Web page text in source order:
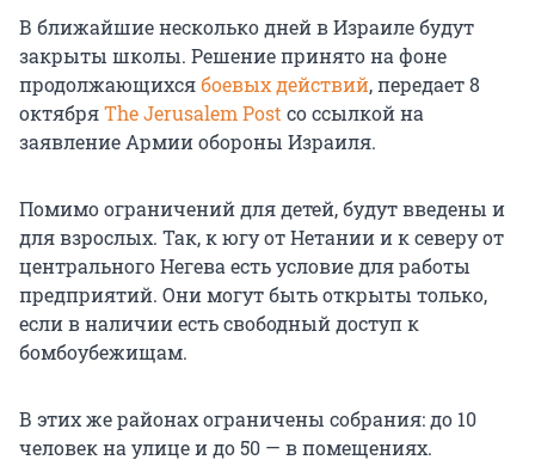
В ближайшие несколько дней в Израиле будут
закрыты школы. Решение принято на фоне
продолжающихсябоевых действий, передает 8
октябряThe Jerusalem Post со ссылкой на
заявление Армии обороны Израиля.
Помимо ограничений для детей, будут введены и
для взрослых. Так, к югу от Нетании и к северу от
центрального Негева есть условие для работы
предприятий. Они могут быть открыты только,
если в наличии есть свободный доступ к
бомбоубежищам.
В этих же районах ограничены собрания: до 10
человек на улице и до 50 — в помещениях.